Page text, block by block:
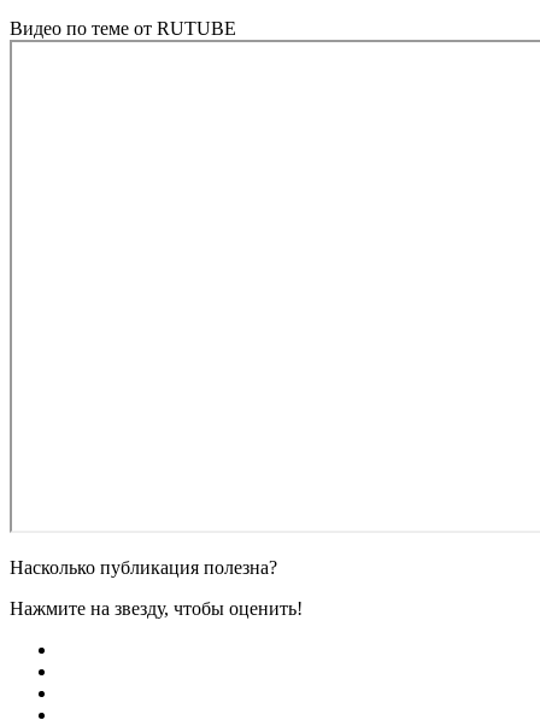
Видео по теме от RUTUBE
Насколько публикация полезна?
Нажмите на звезду, чтобы оценить!